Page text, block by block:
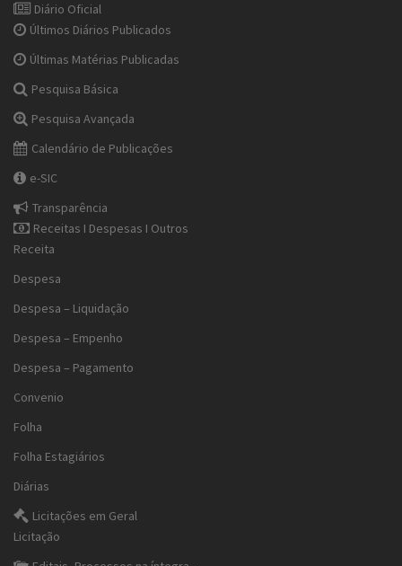
Diário Oficial
Últimos Diários Publicados
Últimas Matérias Publicadas
Pesquisa Básica
Pesquisa Avançada
Calendário de Publicações
e-SIC
Transparência
Receitas I Despesas I Outros
Receita
Despesa
Despesa – Liquidação
Despesa – Empenho
Despesa – Pagamento
Convenio
Folha
Folha Estagiários
Diárias
Licitações em Geral
Licitação